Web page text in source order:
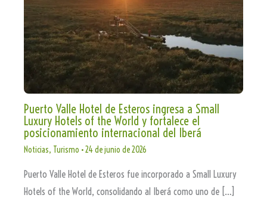
Puerto Valle Hotel de Esteros ingresa a Small
Luxury Hotels of the World y fortalece el
posicionamiento internacional del Iberá
Noticias, Turismo •24 de junio de 2026
Puerto Valle Hotel de Esteros fue incorporado a Small Luxury
Hotels of the World, consolidando al Iberá como uno de […]